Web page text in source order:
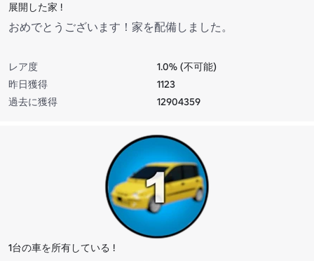
展開した家 !
おめでとうございます！家を配備しました。
レア度
1.0% (不可能)
昨日獲得
1123
過去に獲得
12904359
1台の車を所有している !